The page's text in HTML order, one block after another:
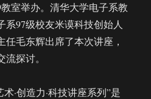
手
室举办。清华大学电子系教
97级校友米谟科技创始人
任毛东辉出席了本次讲座，
探讨。
·创造力·科技讲座系列”是